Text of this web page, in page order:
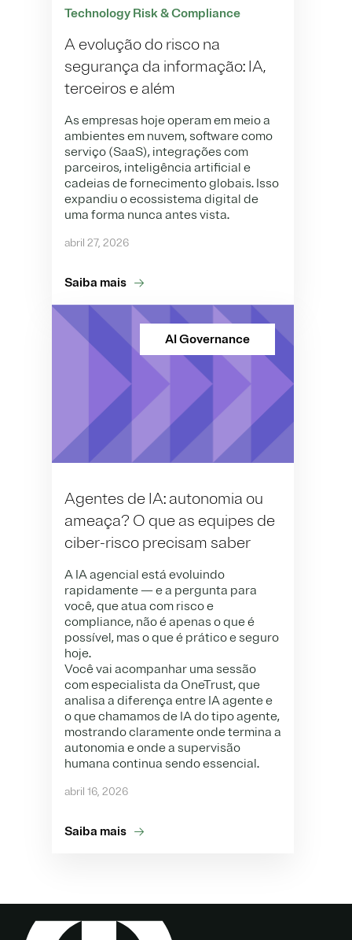
Technology Risk & Compliance
A evolução do risco na
segurança da informação: IA,
terceiros e além
As empresas hoje operam em meio a
ambientes em nuvem, software como
serviço (SaaS), integrações com
parceiros, inteligência artificial e
cadeias de fornecimento globais. Isso
expandiu o ecossistema digital de
uma forma nunca antes vista.
abril 27, 2026
Saiba mais
AI Governance
Agentes de IA: autonomia ou
ameaça? O que as equipes de
ciber-risco precisam saber
A IA agencial está evoluindo
rapidamente — e a pergunta para
você, que atua com risco e
compliance, não é apenas o que é
possível, mas o que é prático e seguro
hoje.
Você vai acompanhar uma sessão
com especialista da OneTrust, que
analisa a diferença entre IA agente e
o que chamamos de IA do tipo agente,
mostrando claramente onde termina a
autonomia e onde a supervisão
humana continua sendo essencial.
abril 16, 2026
Saiba mais